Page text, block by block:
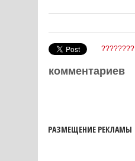
????????
комментариев
РАЗМЕЩЕНИЕ РЕКЛАМЫ